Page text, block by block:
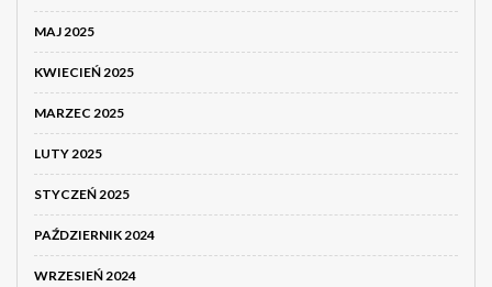
MAJ 2025
KWIECIEŃ 2025
MARZEC 2025
LUTY 2025
STYCZEŃ 2025
PAŹDZIERNIK 2024
WRZESIEŃ 2024